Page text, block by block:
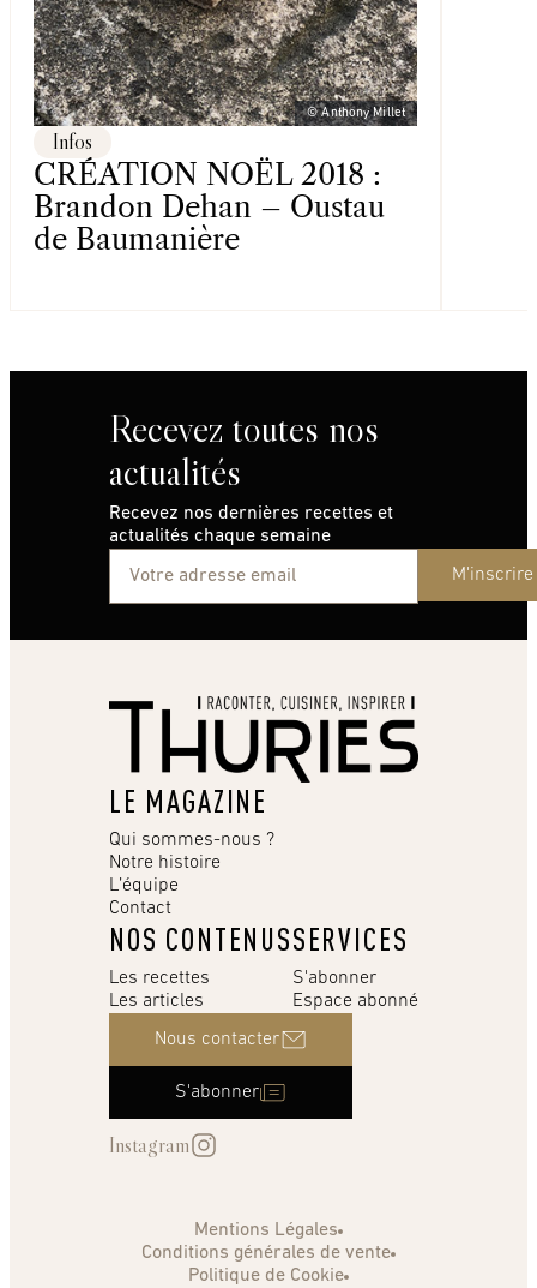
© Anthony Millet
Infos
CRÉATION NOËL 2018 :
Brandon Dehan – Oustau
de Baumanière
Recevez toutes nos
actualités
Recevez nos dernières recettes et
actualités chaque semaine
M'inscrire
LE MAGAZINE
Qui sommes-nous ?
Notre histoire
L’équipe
Contact
NOS CONTENUS
Les recettes
Les articles
SERVICES
S'abonner
Espace abonné
Nous contacter
S'abonner
Instagram
Mentions Légales
Conditions générales de vente
Politique de Cookie